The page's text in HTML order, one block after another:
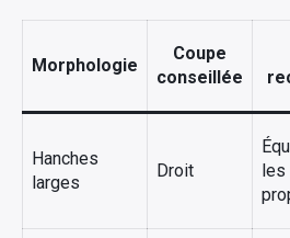
Morphologie
Coupe
conseillée
Hanches
larges
Droit
les